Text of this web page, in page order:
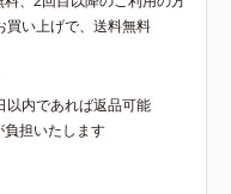
買い上げで、送料無料
以内であれば返品可能
担いたします